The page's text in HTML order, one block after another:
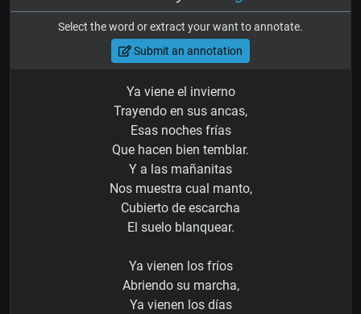
Select the word or extract your want to annotate.
Submit an annotation
Ya viene el invierno
Trayendo en sus ancas,
Esas noches frías
Que hacen bien temblar.
Y a las mañanitas
Nos muestra cual manto,
Cubierto de escarcha
El suelo blanquear.
Ya vienen los fríos
Abriendo su marcha,
Ya vienen los días